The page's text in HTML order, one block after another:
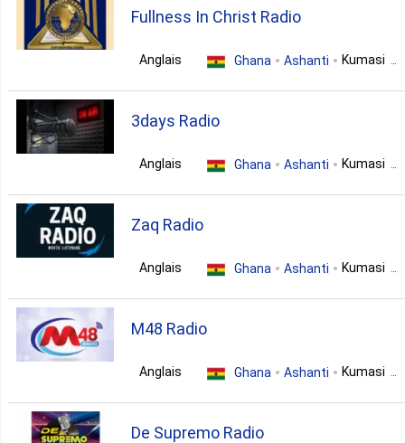
Fullness In Christ Radio
Anglais Ghana Ashanti Kumasi
3days Radio
Anglais Ghana Ashanti Kumasi
Zaq Radio
Anglais Ghana Ashanti Kumasi
M48 Radio
Anglais Ghana Ashanti Kumasi
De Supremo Radio